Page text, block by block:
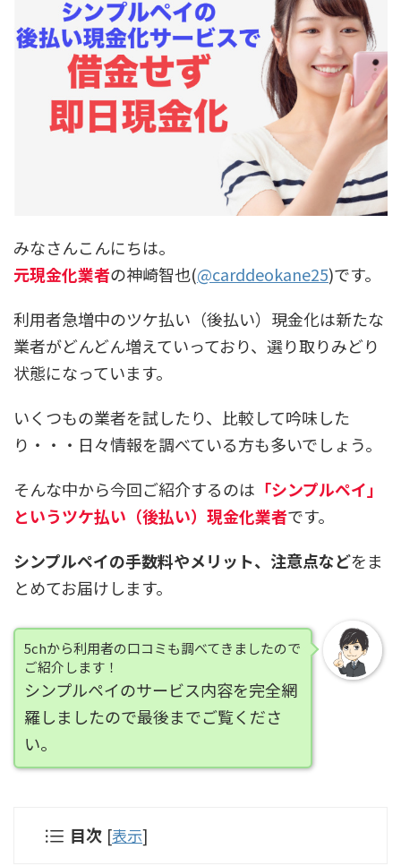
みなさんこんにちは。
元現金化業者の神崎智也(@carddeokane25)です。
利用者急増中のツケ払い（後払い）現金化は新たな
業者がどんどん増えていっており、選り取りみどり
状態になっています。
いくつもの業者を試したり、比較して吟味した
り・・・日々情報を調べている方も多いでしょう。
そんな中から今回ご紹介するのは 「シンプルペイ」
というツケ払い（後払い）現金化業者です。
シンプルペイの手数料やメリット、注意点などをま
とめてお届けします。
5chから利用者の口コミも調べてきましたので
ご紹介します！
シンプルペイのサービス内容を完全網
羅しましたので最後までご覧くださ
い。
目次 [表示]